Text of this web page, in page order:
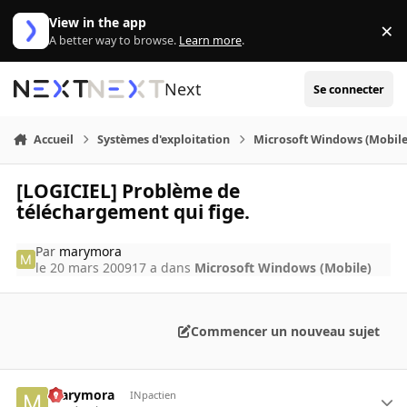
Aller au contenu
View in the app
A better way to browse. Learn more. ×
Next Se connecter
Accueil Systèmes d'exploitation Microsoft Windows
[LOGICIEL] Problème de
téléchargement qui fige.
Par marymora
le 20 mars 200917 a dans Microsoft Windows (Mobile)
Commencer un nouveau sujet
marymora INpactien